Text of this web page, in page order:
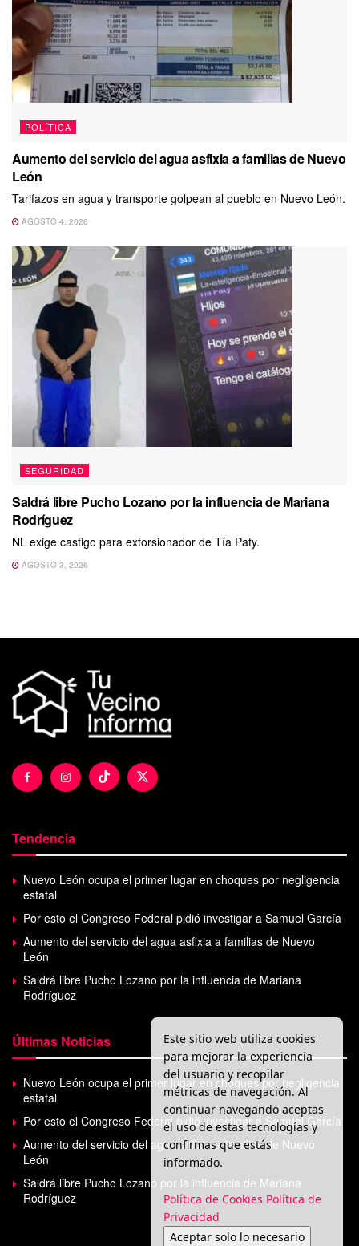
POLÍTICA
Aumento del servicio del agua asfixia a familias de Nuevo
León
Tarifazos en agua y transporte golpean al pueblo en Nuevo León.
AGOSTO 4, 2026
SEGURIDAD
Saldrá libre Pucho Lozano por la influencia de Mariana
Rodríguez
NL exige castigo para extorsionador de Tía Paty.
AGOSTO 3, 2026
Tendencia
Nuevo León ocupa el primer lugar en choques por negligencia
estatal
Por esto el Congreso Federal pidió investigar a Samuel García
Aumento del servicio del agua asfixia a familias de Nuevo
León
Saldrá libre Pucho Lozano por la influencia de Mariana
Rodríguez
Últimas Noticias
Nuevo León ocupa el primer lugar en choques por negligencia
estatal
Por esto el Congreso Federal pidió investigar a Samuel García
Aumento del servicio del agua asfixia a familias de Nuevo
León
Saldrá libre Pucho Lozano por la influencia de Mariana
Rodríguez
Este sitio web utiliza cookies
para mejorar la experiencia
del usuario y recopilar
métricas de navegación. Al
continuar navegando aceptas
el uso de estas tecnologías y
confirmas que estás
informado.
Política de Cookies Política de
Privacidad
Aceptar solo lo necesario